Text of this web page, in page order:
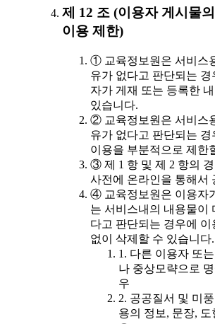
제 12 조 (이용자 게시물
이용 제한)
① 교육정보원은 서비스
유가 없다고 판단되는
자가 게재 또는 등록한
있습니다.
② 교육정보원은 서비스
유가 없다고 판단되는
이용을 부분적으로 제한
③ 제 1 항 및 제 2 항의
사전에 온라인을 통해서
④ 교육정보원은 이용자
는 서비스내의 내용물이
다고 판단되는 경우에 이
없이 삭제할 수 있습니다.
1. 다른 이용자 또
나 중상모략으로
우
2. 공공질서 및 미
용의 정보, 문장,